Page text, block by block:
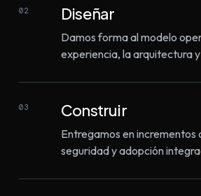
02 Diseñar
Damos forma al modelo
experiencia, la arquitectura
03 Construir
Entregamos en incrementos
seguridad y adopción